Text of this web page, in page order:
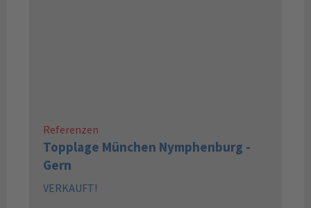
Referenzen
Topplage München Nymphenburg -
Gern
VERKAUFT!